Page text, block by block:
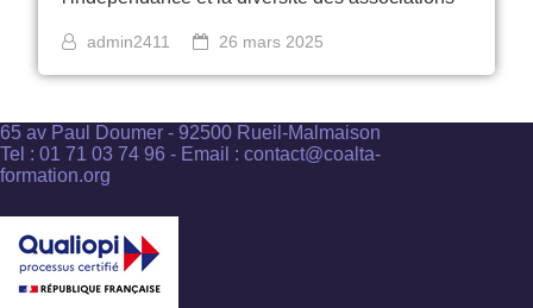
admin2411 26 mars 2025
65 av Paul Doumer - 92500 Rueil-Malmaison
Tel : 01 71 03 74 96 - Email : contact@coalta-
formation.org